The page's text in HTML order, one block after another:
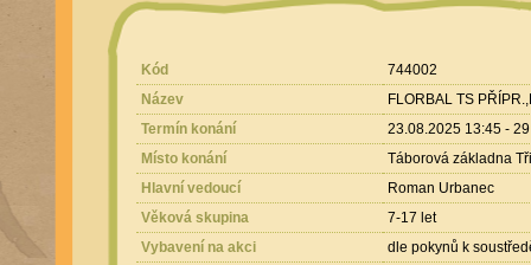
Kód
744002
Název
FLORBAL TS
Termín konání
23.08.2025 13:45 -
Místo konání
Táborová základna
Hlavní vedoucí
Roman Urbanec
Věková skupina
7-17 let
Vybavení na akci
dle pokynů k